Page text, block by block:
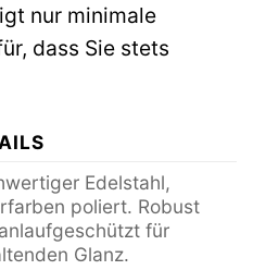
nur minimale
dass Sie stets
Edelstahl,
poliert. Robust
für
Glanz.